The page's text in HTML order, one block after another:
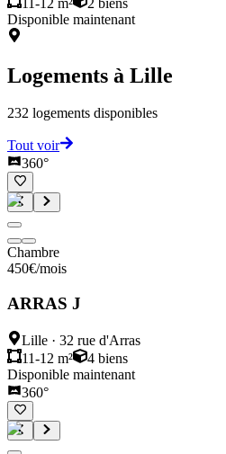
Disponible maintenant
Logements à Lille
232 logements disponibles
Tout voir
360°
Chambre
450€/mois
ARRAS J
Lille · 32 rue d'Arras
11-12 m²
4 biens
Disponible maintenant
360°